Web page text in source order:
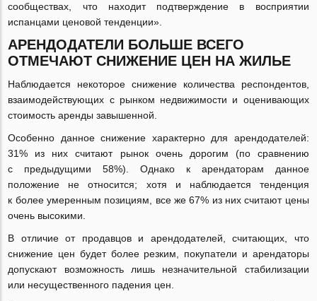
сообществах, что находит подтверждение в восприятии
испанцами ценовой тенденции».
АРЕНДОДАТЕЛИ БОЛЬШЕ ВСЕГО
ОТМЕЧАЮТ СНИЖЕНИЕ ЦЕН НА ЖИЛЬЕ
Наблюдается некоторое снижение количества респондентов,
взаимодействующих с рынком недвижимости и оценивающих
стоимость аренды завышенной.
Особенно данное снижение характерно для арендодателей:
31% из них считают рынок очень дорогим (по сравнению
с предыдущими 58%). Однако к арендаторам данное
положение не относится; хотя и наблюдается тенденция
к более умеренным позициям, все же 67% из них считают цены
очень высокими.
В отличие от продавцов и арендодателей, считающих, что
снижение цен будет более резким, покупатели и арендаторы
допускают возможность лишь незначительной стабилизации
или несущественного падения цен.